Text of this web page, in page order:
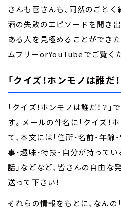
さんも菅さんも、同然のごと
酒の失敗のエピソードを聞き
ある人を見極めることができ
ムフリーorYouTubeでご覧く
「クイズ！ホンモノは誰だ
「クイズ！ホンモノは誰だ！？
す。メールの件名に「クイズ！
て、本文には「住所・名前・年齢
事・趣味・特技・自分が持って
話」などなど、皆さんの自由な
送って下さい！
それらの情報をもとに、なんの